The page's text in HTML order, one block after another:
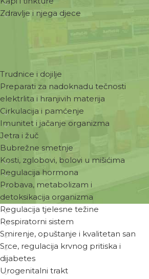
Zdravlje i njega djece
ZDRAVSTVENE POTREBE
Trudnice i dojilje
Preparati za nadoknadu tečnosti
elektrlita i hranjivih materija
Cirkulacija i pamćenje
Imunitet i jačanje organizma
Jetra i žuč
Bubrežne smetnje
Kosti, zglobovi, bolovi u mišićima
Regulacija hormona
Probava, metabolizam i
detoksikacija organizma
Regulacija tjelesne težine
Respiratorni sistem
Smirenje, opuštanje i kvalitetan san
Srce, regulacija krvnog pritiska i
dijabetes
Urogenitalni trakt